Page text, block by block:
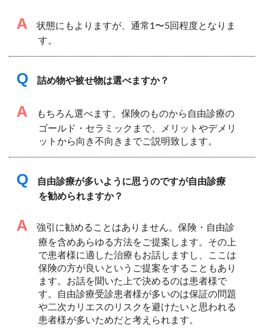
A
状態にもよりますが、通常1〜5回程度となりま
す。
Q 詰め物や被せ物は選べますか？
A
もちろん選べます。保険のものから自由診療の
ゴールド・セラミックまで、メリットやデメリ
ットから向き不向きまでご説明致します。
Q
自由診療が多いように思うのですが自由診療
を勧められますか？
A
強引に勧めることはありません。保険・自由診
療を含めあらゆる方法をご提案します。その上
で患者様に適した治療もお話しますし、ここは
保険の方が良いというご提案をすることもあり
ます。お話を聞いた上で決めるのは患者様で
す。自由診療受診患者様が多いのは保証の問題
や二次カリエスのリスクを避けたいと思われる
患者様が多いためだと考えられます。